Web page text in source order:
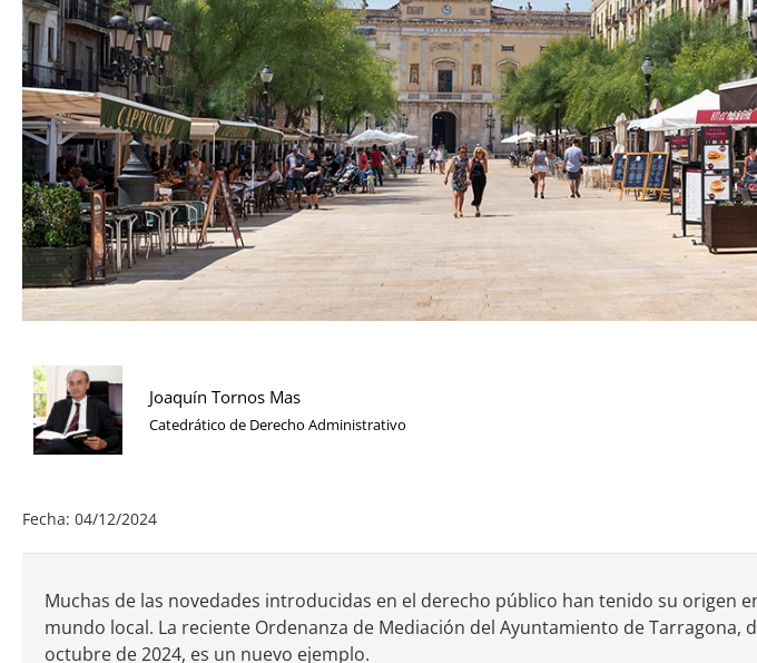
Joaquín Tornos Mas
Catedrático de Derecho Administrativo
Fecha: 04/12/2024
Muchas de las novedades introducidas en el derecho público han tenido su origen
mundo local. La reciente Ordenanza de Mediación del Ayuntamiento de Tarragona,
octubre de 2024, es un nuevo ejemplo.